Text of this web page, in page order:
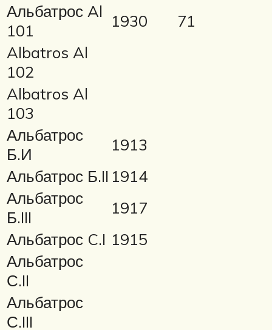
Альбатрос Al
101
1930
71
Albatros Al
102
Albatros Al
103
Альбатрос
Б.И
1913
Альбатрос Б.II 1914
Альбатрос
Б.III
1917
Альбатрос C.I 1915
Альбатрос
С.II
Альбатрос
С.III